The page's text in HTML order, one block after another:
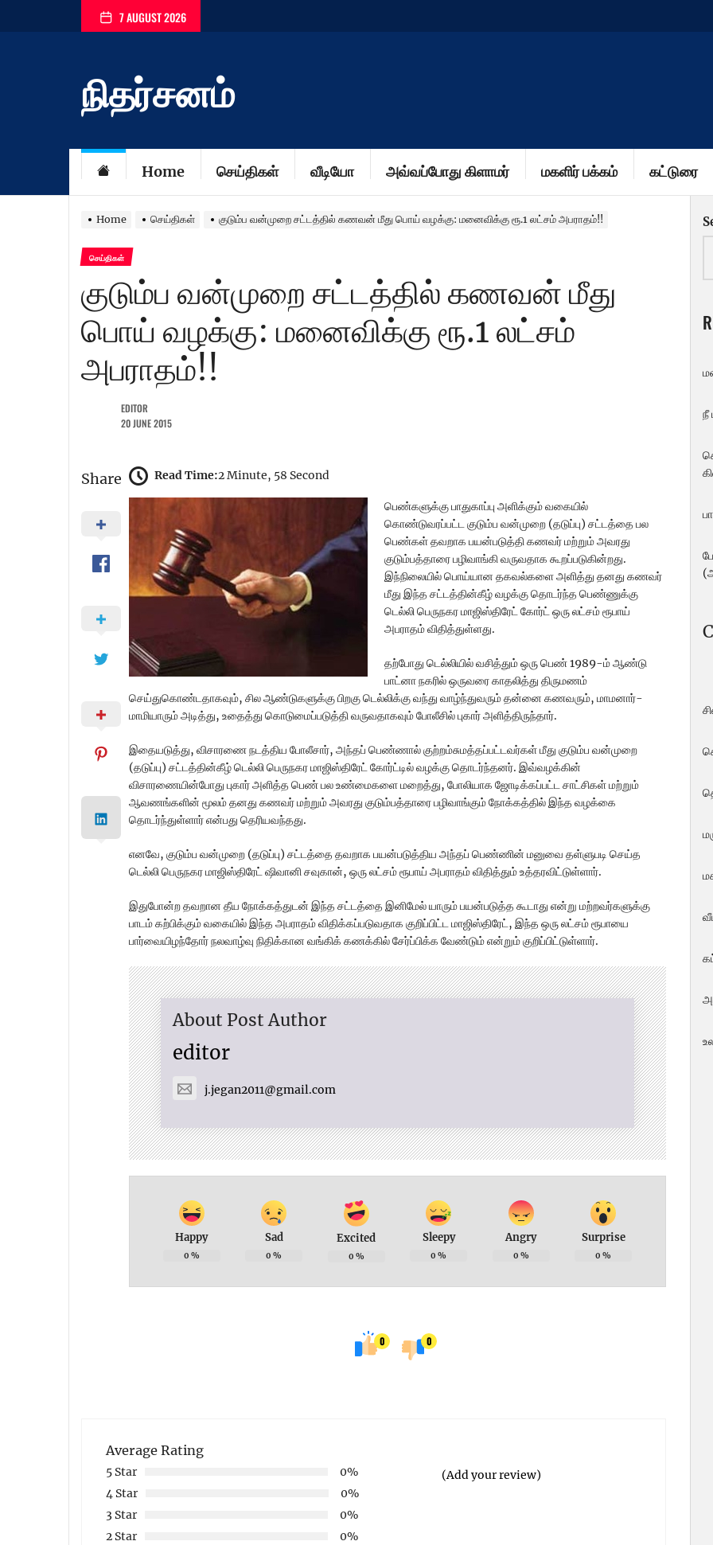
7 AUGUST 2026
நிதர்சனம்
Home செய்திகள் வீடியோ அவ்வப்போது கிளாமர் மகளிர் பக்கம் கட்டுரை
Home செய்திகள் குடும்ப வன்முறை சட்டத்தில் கணவன் மீது பொய் வழக்கு: மனைவிக்கு ரூ.1 லட்சம் அபராதம்!!
செய்திகள்
குடும்ப வன்முறை சட்டத்தில் கணவன் மீது
பொய் வழக்கு: மனைவிக்கு ரூ.1 லட்சம்
அபராதம்!!
EDITOR
20 JUNE 2015
Share Read Time:2 Minute, 58 Second
பெண்களுக்கு பாதுகாப்பு அளிக்கும் வகையில்
கொண்டுவரப்பட்ட குடும்ப வன்முறை (தடுப்பு) சட்டத்தை பல
பெண்கள் தவறாக பயன்படுத்தி கணவர் மற்றும் அவரது
குடும்பத்தாரை பழிவாங்கி வருவதாக கூறப்படுகின்றது.
இந்நிலையில் பொய்யான தகவல்களை அளித்து தனது கணவர்
மீது இந்த சட்டத்தின்கீழ் வழக்கு தொடர்ந்த பெண்ணுக்கு
டெல்லி பெருநகர மாஜிஸ்திரேட் கோர்ட் ஒரு லட்சம் ரூபாய்
அபராதம் விதித்துள்ளது.
தற்போது டெல்லியில் வசித்தும் ஒரு பெண் 1989-ம் ஆண்டு
பாட்னா நகரில் ஒருவரை காதலித்து திருமணம்
செய்துகொண்டதாகவும், சில ஆண்டுகளுக்கு பிறகு டெல்லிக்கு வந்து வாழ்ந்துவரும் தன்னை கணவரும், மாமனார்-
மாமியாரும் அடித்து, உதைத்து கொடுமைப்படுத்தி வருவதாகவும் போலீசில் புகார் அளித்திருந்தார்.
இதையடுத்து, விசாரணை நடத்திய போலீசார், அந்தப் பெண்ணால் குற்றம்சுமத்தப்பட்டவர்கள் மீது குடும்ப வன்முறை
(தடுப்பு) சட்டத்தின்கீழ் டெல்லி பெருநகர மாஜிஸ்திரேட் கோர்ட்டில் வழக்கு தொடர்ந்தனர். இவ்வழக்கின்
விசாரணையின்போது புகார் அளித்த பெண் பல உண்மைகளை மறைத்து, போலியாக ஜோடிக்கப்பட்ட சாட்சிகள் மற்றும்
ஆவணங்களின் மூலம் தனது கணவர் மற்றும் அவரது குடும்பத்தாரை பழிவாங்கும் நோக்கத்தில் இந்த வழக்கை
தொடர்ந்துள்ளார் என்பது தெரியவந்தது.
எனவே, குடும்ப வன்முறை (தடுப்பு) சட்டத்தை தவறாக பயன்படுத்திய அந்தப் பெண்ணின் மனுவை தள்ளுபடி செய்த
டெல்லி பெருநகர மாஜிஸ்திரேட் ஷிவானி சவுகான், ஒரு லட்சம் ரூபாய் அபராதம் விதித்தும் உத்தரவிட்டுள்ளார்.
இதுபோன்ற தவறான தீய நோக்கத்துடன் இந்த சட்டத்தை இனிமேல் யாரும் பயன்படுத்த கூடாது என்று மற்றவர்களுக்கு
பாடம் கற்பிக்கும் வகையில் இந்த அபராதம் விதிக்கப்படுவதாக குறிப்பிட்ட மாஜிஸ்திரேட், இந்த ஒரு லட்சம் ரூபாயை
பார்வையிழந்தோர் நலவாழ்வு நிதிக்கான வங்கிக் கணக்கில் சேர்ப்பிக்க வேண்டும் என்றும் குறிப்பிட்டுள்ளார்.
About Post Author
editor
j.jegan2011@gmail.com
Happy
0 %
Sad
0 %
Excited
0 %
Sleepy
0 %
Angry
0 %
Surprise
0 %
0 0
Average Rating
5 Star
0%
4 Star
0%
3 Star
0%
2 Star
0%
(Add your review)
நீ